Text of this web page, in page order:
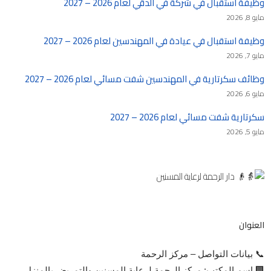
مايو 8, 2026
وظيفة استقبال في عيادة في المهندسين لعام 2026 – 2027
مايو 7, 2026
وظائف سكرتارية في المهندسين شفت مسائي لعام 2026 – 2027
مايو 6, 2026
سكرتارية شفت مسائي لعام 2026 – 2027
مايو 5, 2026
العنوان
📞 بيانات التواصل – مركز الرحمة